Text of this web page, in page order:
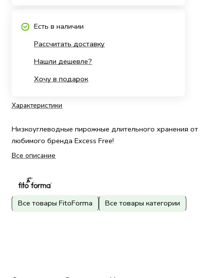
Характеристики
Низкоуглеводные пирожные длительного хранения от
любимого бренда Excess Free!
Все описание
Все товары FitoForma Все товары категории
Есть в наличии
Рассчитать доставку
Нашли дешевле?
Хочу в подарок